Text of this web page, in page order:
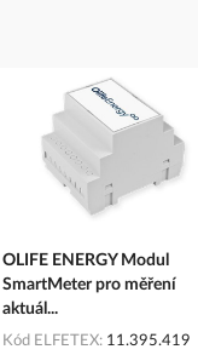
OLIFE ENERGY Modul
SmartMeter pro měření
aktuál...
Kód ELFETEX 11.395.419